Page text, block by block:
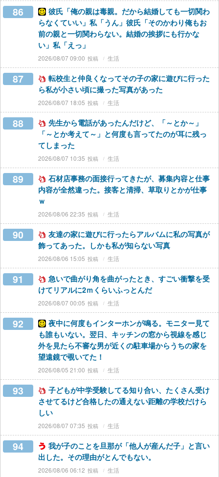
86
彼氏「俺の親は毒親。だから結婚しても一切関わ
らなくていい」私「うん」彼氏「そのかわり俺もお
前の親と一切関わらない。結婚の挨拶にも行かな
い」私「えっ」
2026/08/07 09:00 生活
87
転校生と仲良くなってその子の家に遊びに行った
ら私が小さい頃に撮った写真があった
2026/08/07 18:05 生活
88
先生から電話があったんだけど、「～とか～」
「～とか考えて～」と何度も言ってたのが耳に残っ
てしまった
2026/08/07 10:35 生活
89
石材店事務の面接行ってきたが、募集内容と仕事
内容が全然違った。接客と清掃、草取りとかが仕事
ｗ
2026/08/06 22:35 生活
90
友達の家に遊びに行ったらアルバムに私の写真が
飾ってあった。しかも私が知らない写真
2026/08/06 15:05 生活
91
急いで曲がり角を曲がったとき、すごい衝撃を受
けてリアルに2ｍくらいふっとんだ
2026/08/07 00:05 生活
92
夜中に何度もインターホンが鳴る。モニター見て
も誰もいない。翌日、キッチンの窓から視線を感じ
外を見たら不審な男が近くの駐車場からうちの家を
望遠鏡で覗いてた！
2026/08/05 21:00 生活
93
子どもが中学受験してる知り合い、たくさん受け
させてるけど合格したの通えない距離の学校だけら
しい
2026/08/07 07:35 生活
94
我が子のことを旦那が「他人が産んだ子」と言い
出した。その理由がとんでもない。
2026/08/06 06:12 生活